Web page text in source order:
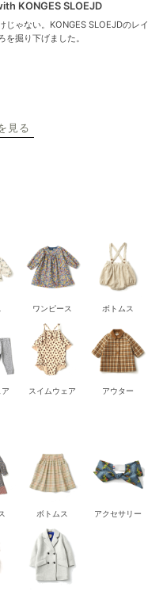
KONGES SLOEJD
じゃない。KONGES SLOEJDのレイ
を掘り下げました。
見る
ワンピース ボトムス
スイムウェア アウター
ボトムス アクセサリー